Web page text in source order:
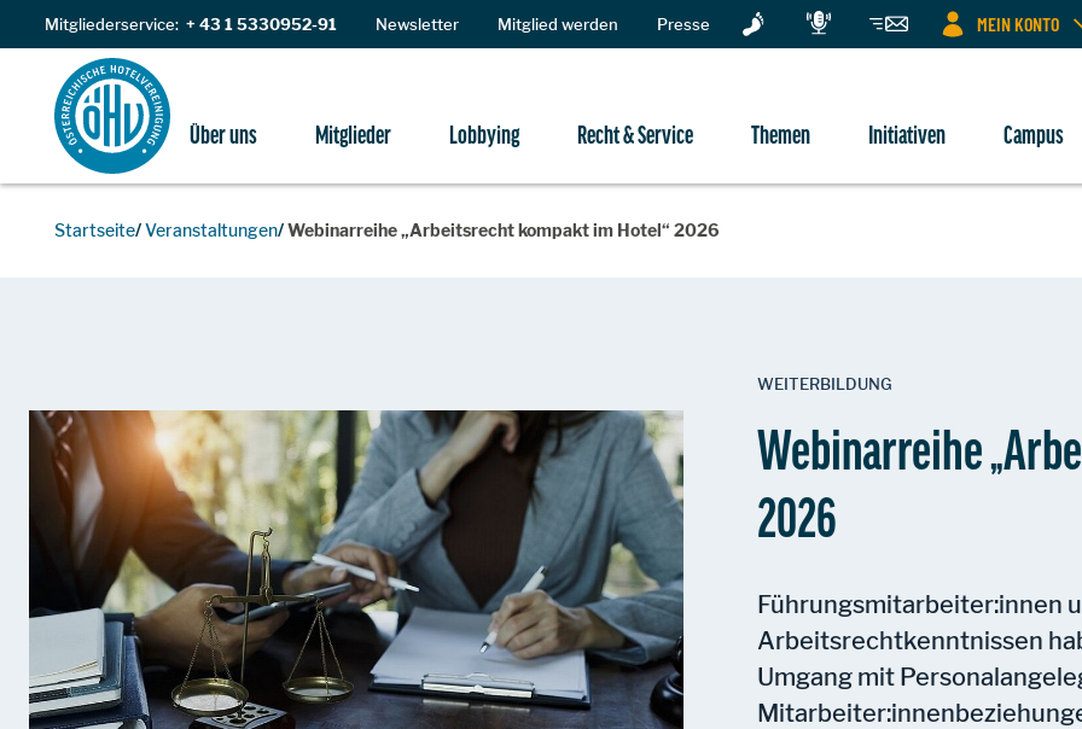
Zum Inhalt
Mitgliederservice: + 43 1 5330952-91 Newsletter Mitglied werden Presse MEIN KONTO
Über uns Mitglieder Lobbying Recht & Service Themen Initiativen Campus
Startseite Veranstaltungen Webinarreihe „Arbeitsrecht kompakt im Hotel“ 2026
WEITERBILDUNG
Webinarreihe
2026
Führungsmitarbeiter:innen
Arbeitsrechtkenntnissen
Umgang mit